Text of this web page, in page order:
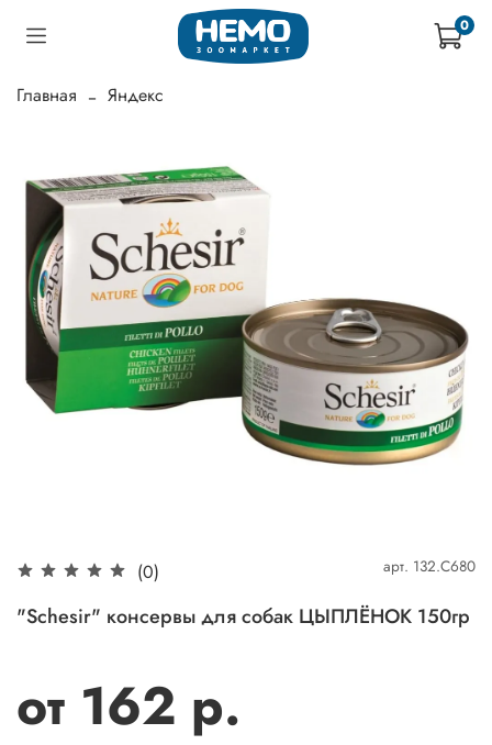
0
Главная Яндекс
(0) арт. 132.С680
"Schesir" консервы для собак ЦЫПЛЁНОК 150гр
от 162 р.